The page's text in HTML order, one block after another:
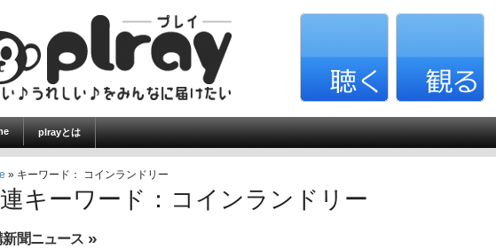
plrayとは
» キーワード： コインランドリー
キーワード：コインランドリー
新聞ニュース »